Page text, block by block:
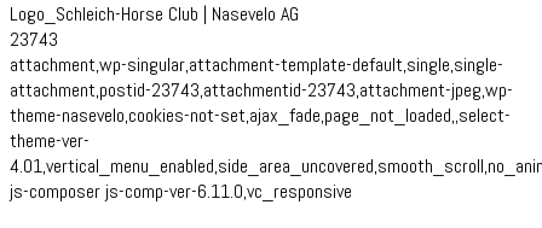
Logo_Schleich-Horse Club | Nasevelo AG
23743
attachment,wp-singular,attachment-template-default,single,single-
attachment,postid-23743,attachmentid-23743,attachment-jpeg,wp-
theme-nasevelo,cookies-not-set,ajax_fade,page_not_loaded,,select-
theme-ver-
js-composer js-comp-ver-6.11.0,vc_responsive